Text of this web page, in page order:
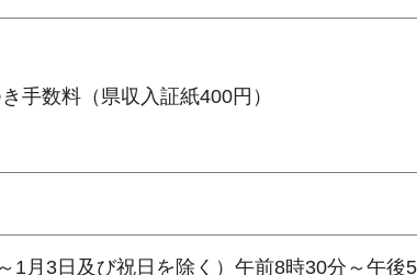
手数料（県収入証紙400円）
1月3日及び祝日を除く）午前8時30分～午後